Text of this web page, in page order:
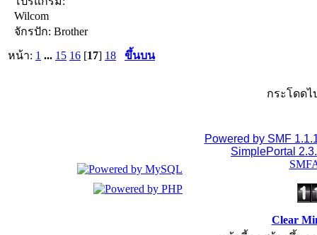
Wilcom
จักรปัก: Brother
หน้า: 1 ... 15 16 [17] 18 ขึ้นบน
กระโดดไ
Powered by SMF
SimplePortal
Clear